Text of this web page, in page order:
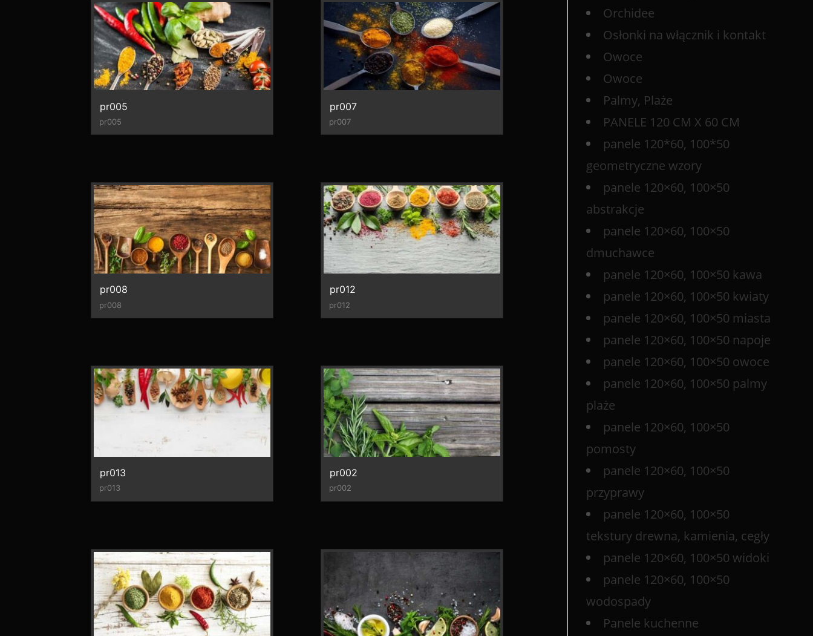
pr005
pr005
pr007
pr007
pr008
pr008
pr012
pr012
pr013
pr013
pr002
pr002
Orchidee
Osłonki na włącznik i kontakt
Owoce
Owoce
Palmy, Plaże
PANELE 120 CM X 60 CM
panele 120*60, 100*50
geometryczne wzory
panele 120×60, 100×50
abstrakcje
panele 120×60, 100×50
dmuchawce
panele 120×60, 100×50 kawa
panele 120×60, 100×50 kwiaty
panele 120×60, 100×50 miasta
panele 120×60, 100×50 napoje
panele 120×60, 100×50 owoce
panele 120×60, 100×50 palmy
plaże
panele 120×60, 100×50
pomosty
panele 120×60, 100×50
przyprawy
panele 120×60, 100×50
tekstury drewna, kamienia, cegły
panele 120×60, 100×50 widoki
panele 120×60, 100×50
wodospady
Panele kuchenne